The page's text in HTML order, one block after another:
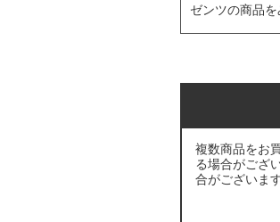
ゼンツの商品を
複数商品をお
る場合がござ
合がございます